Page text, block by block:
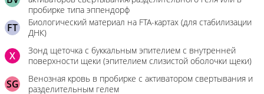
пробирке типа эппендорф
FT
Биологический материал на FTA-картах (для стабилизации
ДНК)
X
Зонд щеточка с буккальным эпителием с внутренней
поверхности щеки (эпителием слизистой оболочки щеки)
SG
Венозная кровь в пробирке с активатором свертывания и
разделительным гелем